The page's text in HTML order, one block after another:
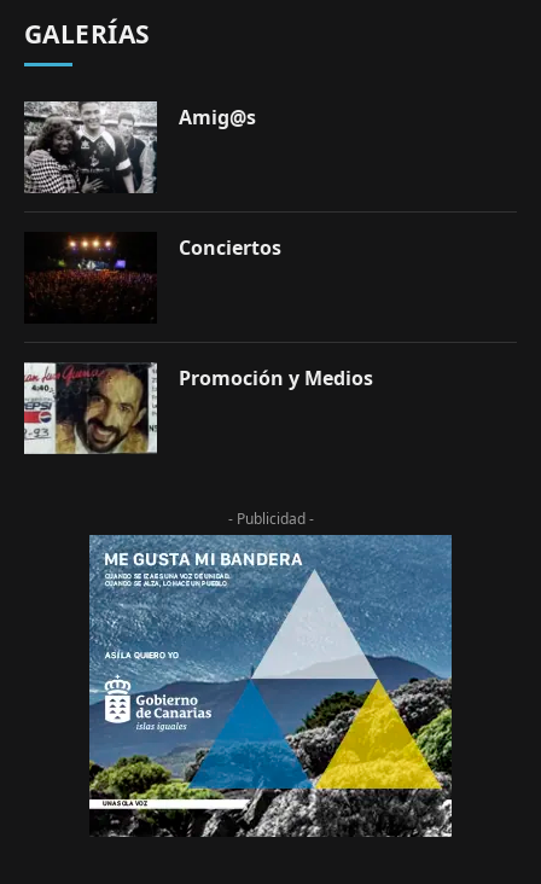
GALERÍAS
Amig@s
Conciertos
Promoción y Medios
- Publicidad -